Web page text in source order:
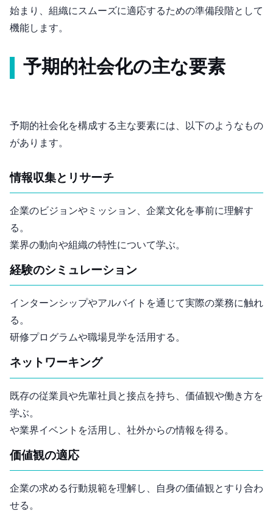
始まり、組織にスムーズに適応するための準備段階として
機能します。
予期的社会化の主な要素
予期的社会化を構成する主な要素には、以下のようなもの
があります。
情報収集とリサーチ
企業のビジョンやミッション、企業文化を事前に理解す
る。
業界の動向や組織の特性について学ぶ。
経験のシミュレーション
インターンシップやアルバイトを通じて実際の業務に触れ
る。
研修プログラムや職場見学を活用する。
ネットワーキング
既存の従業員や先輩社員と接点を持ち、価値観や働き方を
学ぶ。
SNSや業界イベントを活用し、社外からの情報を得る。
価値観の適応
企業の求める行動規範を理解し、自身の価値観とすり合わ
せる。